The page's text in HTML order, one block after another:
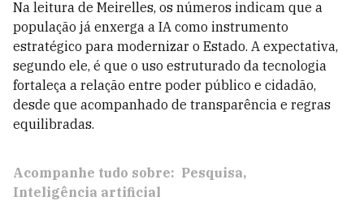
Na leitura de Meirelles, os números indicam que a
população já enxerga a IA como instrumento
estratégico para modernizar o Estado. A expectativa,
segundo ele, é que o uso estruturado da tecnologia
fortaleça a relação entre poder público e cidadão,
desde que acompanhado de transparência e regras
equilibradas.
Acompanhe tudo sobre: Pesquisa
Inteligência artificial